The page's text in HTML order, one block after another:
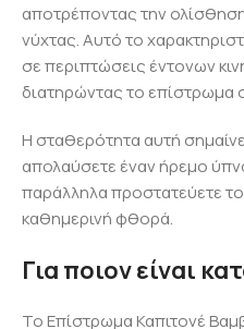
αποτρέποντας την ολίσθηση
νύχτας. Αυτό το
σε περιπτώσεις έντονων
διατηρώντας το επίστρωμα
Η σταθερότητα αυτή
απολαύσετε έναν ήρεμο
παράλληλα προστατεύετε
καθημερινή φθορά.
Για ποιον είναι
Το Επίστρωμα Καπιτονέ